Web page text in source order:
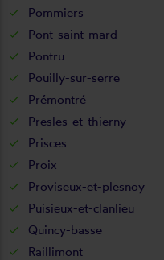
Pommiers
Pont-saint-mard
Pontru
Pouilly-sur-serre
Prémontré
Presles-et-thierny
Prisces
Proix
Proviseux-et-plesnoy
Puisieux-et-clanlieu
Quincy-basse
Raillimont